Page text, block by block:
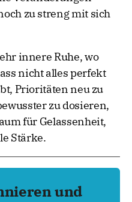
zu streng mit sich
innere Ruhe, wo
nicht alles perfekt
Prioritäten neu zu
zu dosieren,
für Gelassenheit,
Stärke.
und